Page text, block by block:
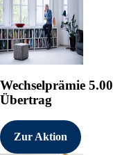
Wechselprämie
Übertrag
Zur Aktion